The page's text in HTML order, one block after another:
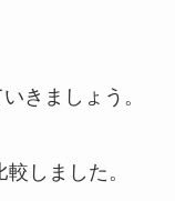
きましょう。
しました。